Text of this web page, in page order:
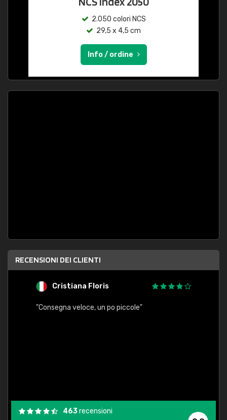
2.050 colori NCS
29,5 x 4,5 cm
Info / ordine
RECENSIONI DEI CLIENTI
Cristiana Floris
"Consegna veloce, un po piccole"
463recensioni